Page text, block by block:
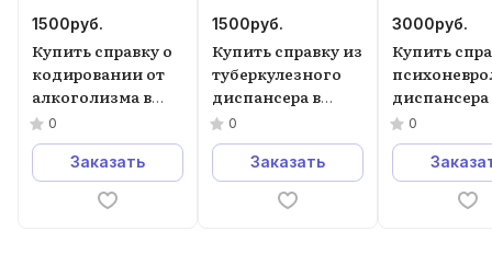
1500руб.
Купить справку о
кодировании от
алкоголизма в
Москве.
0
Заказать
1500руб.
Купить справку из
туберкулезного
диспансера в
Москве.
0
Заказать
3000руб.
Купить
диспансера
Москве
0